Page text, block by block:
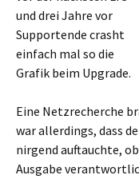
und drei Jahre vor
Supportende crasht
einfach mal so die
Grafik beim Upgrade.
Eine Netzrecherche
war allerdings, dass
nirgend auftauchte,
Ausgabe